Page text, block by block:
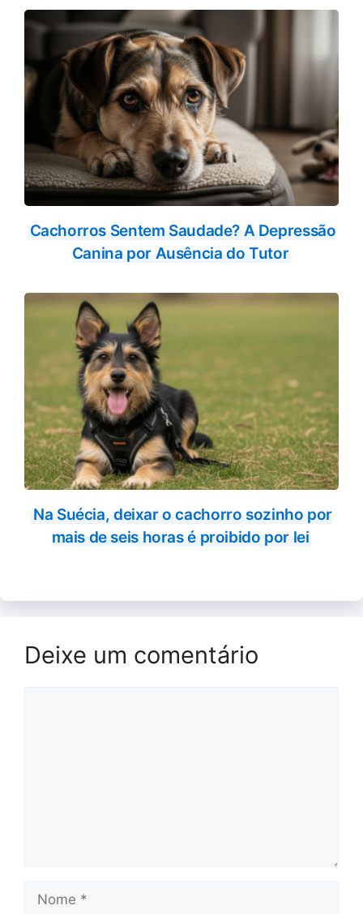
Cachorros Sentem Saudade? A Depressão
Canina por Ausência do Tutor
Na Suécia, deixar o cachorro sozinho por
mais de seis horas é proibido por lei
Deixe um comentário